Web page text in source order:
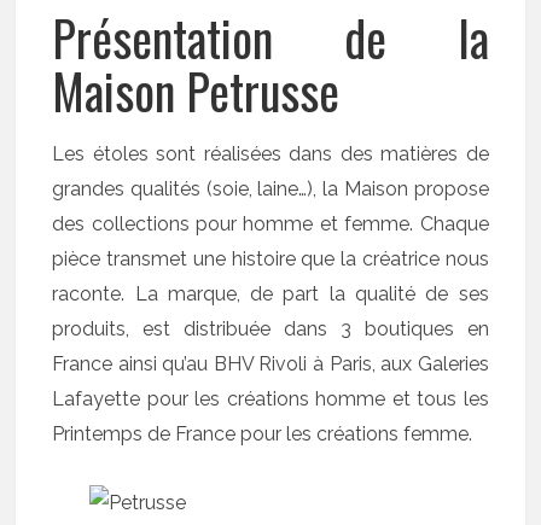
Présentation de la
Maison Petrusse
Les étoles sont réalisées dans des matières de
grandes qualités (soie, laine…), la Maison propose
des collections pour homme et femme. Chaque
pièce transmet une histoire que la créatrice nous
raconte. La marque, de part la qualité de ses
produits, est distribuée dans 3 boutiques en
France ainsi qu’au BHV Rivoli à Paris, aux Galeries
Lafayette pour les créations homme et tous les
Printemps de France pour les créations femme.